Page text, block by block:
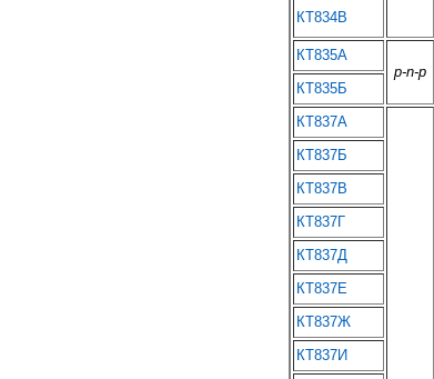
КТ834В
КТ835А
p-n-p
КТ835Б
КТ837А
КТ837Б
КТ837В
КТ837Г
КТ837Д
КТ837Е
КТ837Ж
КТ837И